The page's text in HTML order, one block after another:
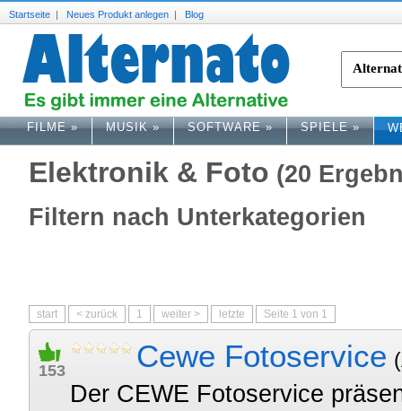
Startseite | Neues Produkt anlegen | Blog
FILME» MUSIK» SOFTWARE» SPIELE»
Elektronik & Foto (20
Filtern nach Unterkategorien
start < zurück 1 weiter > letzte Seite 1 von 1
153 Cewe Fotoservice
Der CEWE Fotoservice